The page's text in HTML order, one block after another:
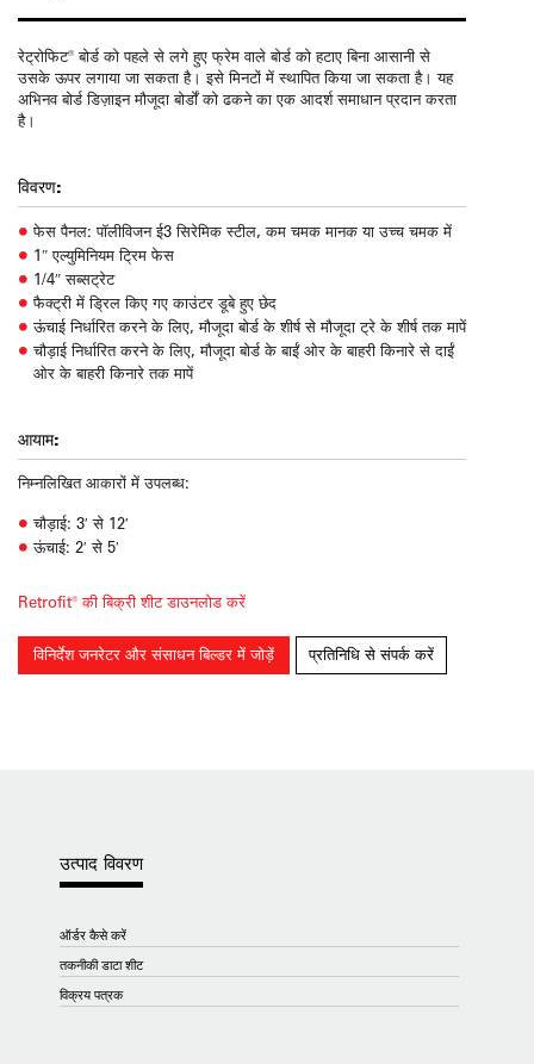
रेट्रोफिट® बोर्ड को पहले से लगे हुए फ्रेम वाले बोर्ड को हटाए बिना आसानी से
उसके ऊपर लगाया जा सकता है। इसे मिनटों में स्थापित किया जा सकता है। यह
अभिनव बोर्ड डिज़ाइन मौजूदा बोर्डों को ढकने का एक आदर्श समाधान प्रदान करता
है।
विवरण:
फेस पैनल: पॉलीविजन ई3 सिरेमिक स्टील, कम चमक मानक या उच्च चमक में
1″ एल्युमिनियम ट्रिम फेस
1/4″ सब्सट्रेट
फैक्ट्री में ड्रिल किए गए काउंटर डूबे हुए छेद
ऊंचाई निर्धारित करने के लिए, मौजूदा बोर्ड के शीर्ष से मौजूदा ट्रे के शीर्ष तक मापें
चौड़ाई निर्धारित करने के लिए, मौजूदा बोर्ड के बाईं ओर के बाहरी किनारे से दाईं
ओर के बाहरी किनारे तक मापें
आयाम:
निम्नलिखित आकारों में उपलब्ध:
चौड़ाई: 3′ से 12′
ऊंचाई: 2′ से 5′
Retrofit® की बिक्री शीट डाउनलोड करें
विनिर्देश जनरेटर और संसाधन बिल्डर में जोड़ें प्रतिनिधि से संपर्क करें
उत्पाद विवरण
ऑर्डर कैसे करें
तकनीकी डाटा शीट
विक्रय पत्रक